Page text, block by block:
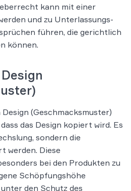
kann mit einer
und zu Unterlassungs-
führen, die gerichtlich
können.
(Geschmacksmuster)
das Design kopiert wird. Es
sondern die
werden. Diese
bei den Produkten zu
Schöpfungshöhe
den Schutz des